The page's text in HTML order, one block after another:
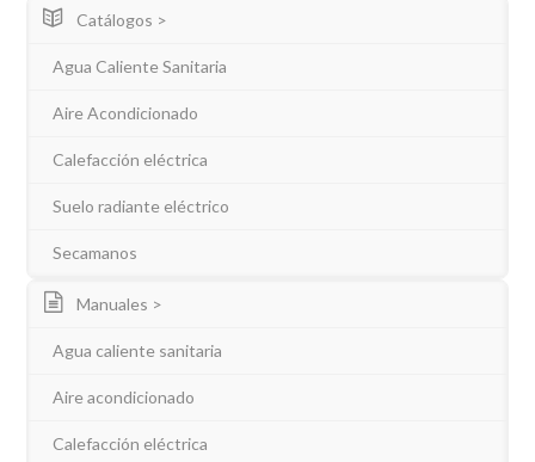
Catálogos >
Agua Caliente Sanitaria
Aire Acondicionado
Calefacción eléctrica
Suelo radiante eléctrico
Secamanos
Manuales >
Agua caliente sanitaria
Aire acondicionado
Calefacción eléctrica